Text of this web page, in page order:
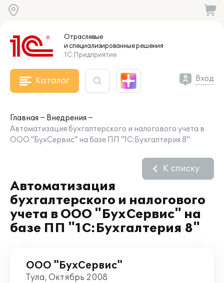
Отраслевые
и специализированныерешения
1С:Предприятие
Каталог Вход
Главная
Внедрения
Автоматизация бухгалтерского и налогового учета в
ООО "БухСервис" на базе ПП "1С:Бухгалтерия 8"
Автоматизация
бухгалтерского и налогового
учета в ООО "БухСервис" на
базе ПП "1С:Бухгалтерия 8"
К списку
ООО "БухСервис"
Тула, Октябрь 2008